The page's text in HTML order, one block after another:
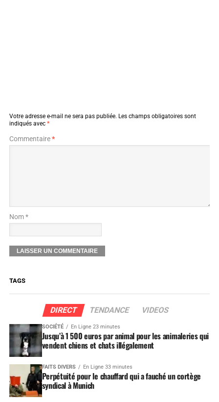
Votre adresse e-mail ne sera pas publiée. Les champs obligatoires sont
indiqués avec *
Commentaire*
Nom *
TAGS
DIRECT TENDANCE VIDEOS
SOCIÉTÉ En Ligne 23 minutes
Jusqu’à 1 500 euros par animal pour les animaleries qui
vendent chiens et chats illégalement
FAITS DIVERS En Ligne 33 minutes
Perpétuité pour le chauffard qui a fauché un cortège
syndical à Munich